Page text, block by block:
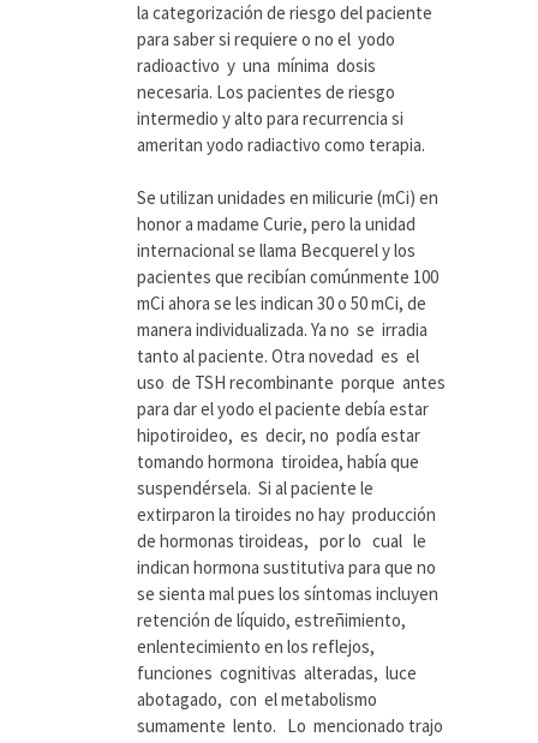
la categorización de riesgo del paciente
para saber si requiere o no el yodo
radioactivo y una mínima dosis
necesaria. Los pacientes de riesgo
intermedio y alto para recurrencia si
ameritan yodo radiactivo como terapia.
Se utilizan unidades en milicurie (mCi) en
honor a madame Curie, pero la unidad
internacional se llama Becquerel y los
pacientes que recibían comúnmente 100
mCi ahora se les indican 30 o 50 mCi, de
manera individualizada. Ya no se irradia
tanto al paciente. Otra novedad es el
uso de TSH recombinante porque antes
para dar el yodo el paciente debía estar
hipotiroideo, es decir, no podía estar
tomando hormona tiroidea, había que
suspendérsela. Si al paciente le
extirparon la tiroides no hay producción
de hormonas tiroideas, por lo cual le
indican hormona sustitutiva para que no
se sienta mal pues los síntomas incluyen
retención de líquido, estreñimiento,
enlentecimiento en los reflejos,
funciones cognitivas alteradas, luce
abotagado, con el metabolismo
sumamente lento. Lo mencionado trajo